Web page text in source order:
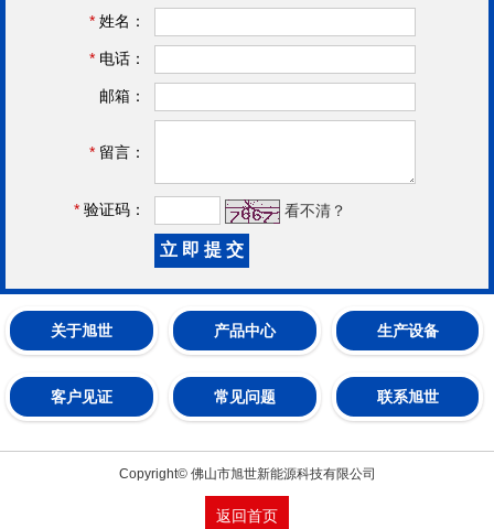
* 姓名：
* 电话：
邮箱：
* 留言：
* 验证码： 看不清？
关于旭世 产品中心 生产设备
客户见证 常见问题 联系旭世
Copyright© 佛山市旭世新能源科技有限公司
返回首页